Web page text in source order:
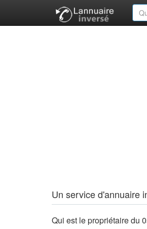
Un service d'annuaire
Qui est le propriétaire du